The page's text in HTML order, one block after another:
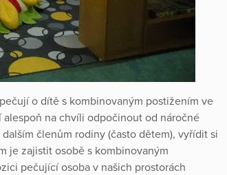
o dítě s kombinovaným postižením ve
na chvíli odpočinout od náročné
členům rodiny (často dětem), vyřídit si
je zajistit osobě s kombinovaným
pečující osoba v našich prostorách